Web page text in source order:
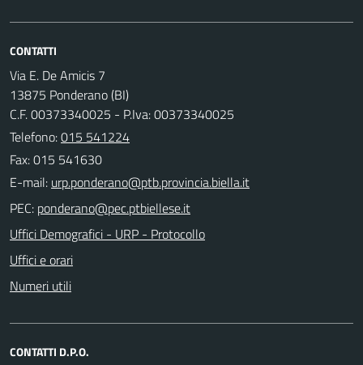
CONTATTI
Via E. De Amicis 7
13875 Ponderano (BI)
C.F. 00373340025 - P.Iva: 00373340025
Telefono:015 541224
Fax: 015 541630
E-mail:
PEC:
Uffici Demografici - URP - Protocollo
Uffici e orari
Numeri utili
CONTATTI D.P.O.